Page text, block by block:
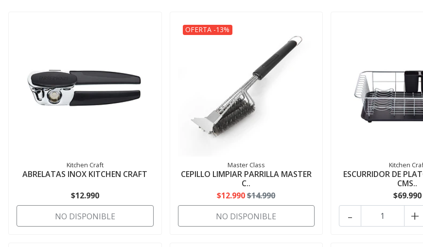
Kitchen Craft
ABRELATAS INOX KITCHEN CRAFT
$12.990
NO DISPONIBLE
OFERTA -13%
Master Class
CEPILLO LIMPIAR PARRILLA MASTER
C..
$12.990$14.990
NO DISPONIBLE
Kitchen
ESCURRIDOR DE
CMS..
$69.990
+
-